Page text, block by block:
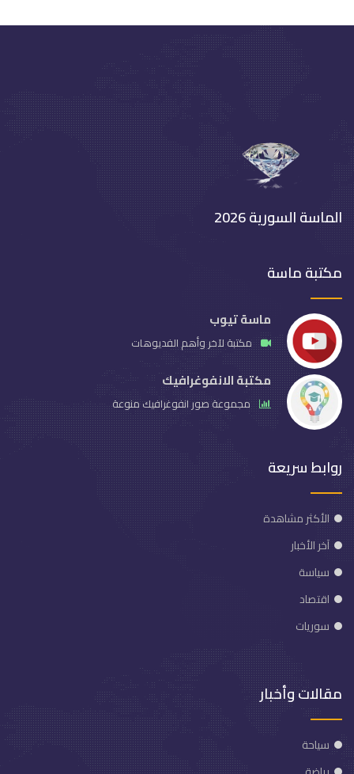
الماسة السورية 2026
مكتبة ماسة
ماسة تيوب
مكتبة لآخر وأهم الفديوهات
مكتبة الانفوغرافيك
مجموعة صور انفوغرافيك منوعة
روابط سريعة
الأكثر مشاهدة
آخر الأخبار
سياسة
اقتصاد
سوريات
مقالات وأخبار
سياحة